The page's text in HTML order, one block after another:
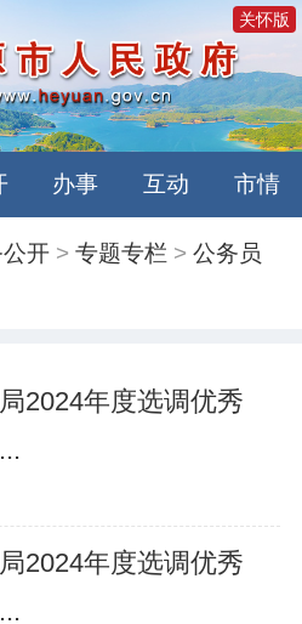
关怀版
办事 互动 市情
开 >专题专栏 >公务员
2024年度选调优秀
2024年度选调优秀